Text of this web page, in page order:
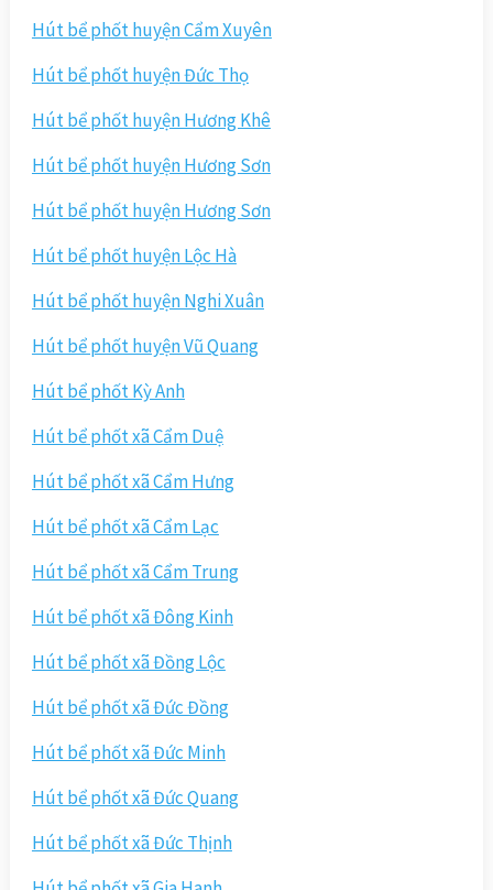
Hút bể phốt huyện Cẩm Xuyên
Hút bể phốt huyện Đức Thọ
Hút bể phốt huyện Hương Khê
Hút bể phốt huyện Hương Sơn
Hút bể phốt huyện Hương Sơn
Hút bể phốt huyện Lộc Hà
Hút bể phốt huyện Nghi Xuân
Hút bể phốt huyện Vũ Quang
Hút bể phốt Kỳ Anh
Hút bể phốt xã Cẩm Duệ
Hút bể phốt xã Cẩm Hưng
Hút bể phốt xã Cẩm Lạc
Hút bể phốt xã Cẩm Trung
Hút bể phốt xã Đông Kinh
Hút bể phốt xã Đồng Lộc
Hút bể phốt xã Đức Đồng
Hút bể phốt xã Đức Minh
Hút bể phốt xã Đức Quang
Hút bể phốt xã Đức Thịnh